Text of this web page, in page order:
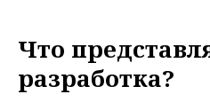
Что
разработка?